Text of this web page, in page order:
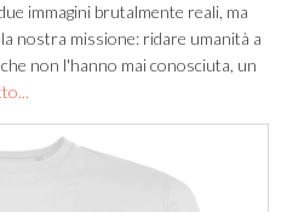
immagini brutalmente reali, ma
nostra missione: ridare umanità a
non l'hanno mai conosciuta, un